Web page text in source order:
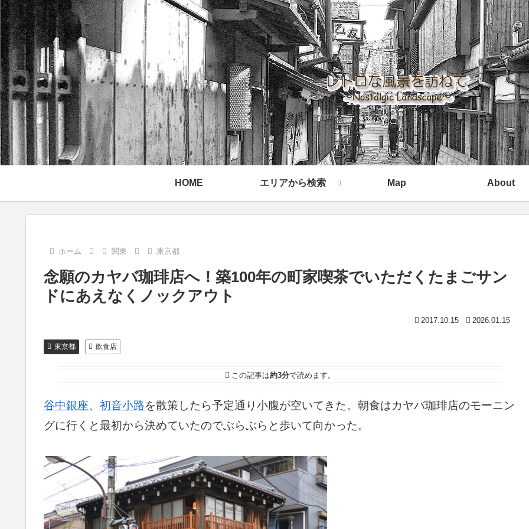
HOME エリアから検索 Map About
ホーム 関東 東京都
念願のカヤバ珈琲店へ！築100年の町家喫茶でいただくたまごサン
ドにあえなくノックアウト
2017.10.15 2026.01.15
東京都 飲食店
この記事は約3分で読めます。
谷中銀座、 初音小路を散策したら予定通り小腹が空いてきた。朝食はカヤバ珈琲店のモーニン
グに行くと最初から決めていたのでぶらぶらと歩いて向かった。